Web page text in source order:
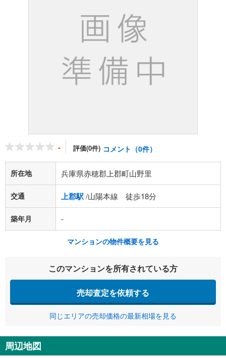
- 評価(0件) コメント（0件）
所在地 兵庫県赤穂郡上郡町山野里
交通 上郡駅/山陽本線 徒歩18分
築年月 -
マンションの物件概要を見る
このマンションを所有されている方
売却査定を依頼する
同じエリアの売却価格の最新相場を見る
周辺地図